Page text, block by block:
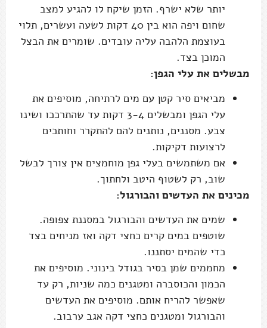
יותר שלא ישרף. הזמן שיקח לו להגיע למצב
שחום ויפה הוא בין 40 דקות לשעה ועשרים, תלוי
בעוצמת הלהבה עליה עובדים. שומרים את הבצל
המוכן בצד.
מבשלים את עלי הגפן:
מביאים סיר קטן עם מים לרתיחה, מוסיפים את
עלי הגפן ומבשלים 3-4 דקות עד שהתרככו ושינו
צבע. מסננים, נותנים להם להתקרר וחותכים
לרצועות דקיקות.
אם משתמשים בעלי גפן מוחמצים אין צורך לבשל
שוב, רק לשטוף היטב ולחתוך.
מכינים את העדשים והבורגול:
שמים את העדשים והבורגול במסננת צפופה.
שוטפים במים קרים כחצי דקה ואז מניחים בצד
כדי שהמים יסתננו.
מחממים שמן בסיר בגודל בינוני. מוסיפים את
הכמון והכוסברה ומטגנים כמה שניות, רק עד
שאפשר להריח אותם. מוסיפים את העדשים
והבורגול ומטגנים כחצי דקה אגב ערבוב.